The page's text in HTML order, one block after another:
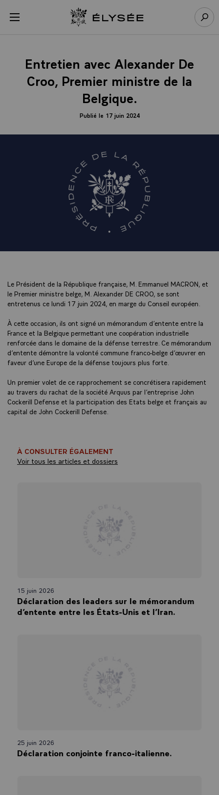
menu Retour à l’accueil Élysée
Entretien avec Alexander De
Croo, Premier ministre de la
Belgique.
Publié le 17 juin 2024
Le Président de la République française, M. Emmanuel MACRON, et
le Premier ministre belge, M. Alexander DE CROO, se sont
entretenus ce lundi 17 juin 2024, en marge du Conseil européen.
À cette occasion, ils ont signé un mémorandum d’entente entre la
France et la Belgique permettant une coopération industrielle
renforcée dans le domaine de la défense terrestre. Ce mémorandum
d’entente démontre la volonté commune franco-belge d’œuvrer en
faveur d’une Europe de la défense toujours plus forte.
Un premier volet de ce rapprochement se concrétisera rapidement
au travers du rachat de la société Arquus par l’entreprise John
Cockerill Defense et la participation des Etats belge et français au
capital de John Cockerill Defense.
À CONSULTER ÉGALEMENT
Voir tous les articles et dossiers
15 juin 2026
Déclaration des leaders sur le mémorandum
d’entente entre les États-Unis et l’Iran.
25 juin 2026
Déclaration conjointe franco-italienne.
Panneau de gestion des cookies